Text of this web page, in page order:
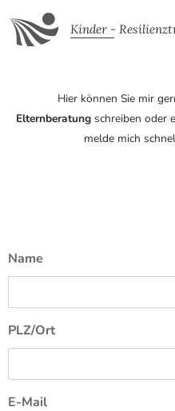
Kinder -
Hier können Sie mir
Elternberatung schreiben oder
melde mich
Name
PLZ/Ort
E-Mail